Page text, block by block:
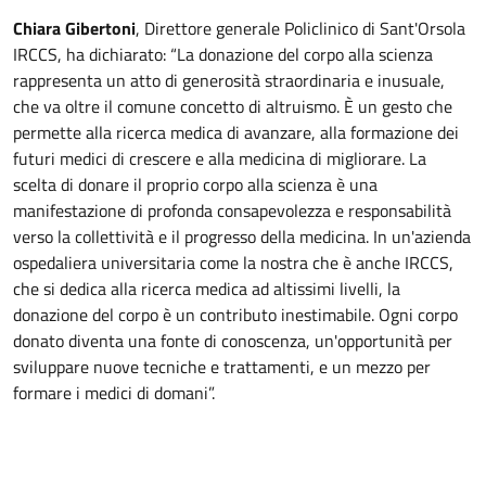
Chiara Gibertoni, Direttore generale Policlinico di Sant'Orsola
IRCCS, ha dichiarato: “La donazione del corpo alla scienza
rappresenta un atto di generosità straordinaria e inusuale,
che va oltre il comune concetto di altruismo. È un gesto che
permette alla ricerca medica di avanzare, alla formazione dei
futuri medici di crescere e alla medicina di migliorare. La
scelta di donare il proprio corpo alla scienza è una
manifestazione di profonda consapevolezza e responsabilità
verso la collettività e il progresso della medicina. In un'azienda
ospedaliera universitaria come la nostra che è anche IRCCS,
che si dedica alla ricerca medica ad altissimi livelli, la
donazione del corpo è un contributo inestimabile. Ogni corpo
donato diventa una fonte di conoscenza, un'opportunità per
sviluppare nuove tecniche e trattamenti, e un mezzo per
formare i medici di domani”.